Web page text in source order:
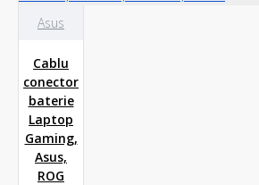
Asus
Cablu
conector
baterie
Laptop
Gaming,
Asus,
ROG